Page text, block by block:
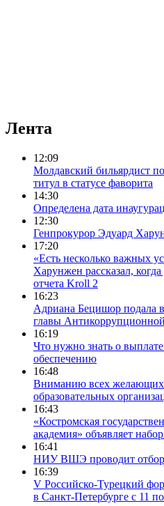
Лента
12:09
Молдавский бильярдист
титул в статусе фаворита
14:30
Определена дата
12:30
Генпрокурор Эдуард
17:20
«Есть несколько важных
Харунжен рассказал,
отчета Kroll 2
16:23
Адриана Бецишор подала
главы
16:19
Что нужно знать о
обеспечению
16:48
Вниманию всех желающих
образовательных
16:43
«Костромская
академия» объявляет
16:41
НИУ ВШЭ проводит отбор
16:39
V Российско-Турецкий
в Санкт-Петербурге с 11